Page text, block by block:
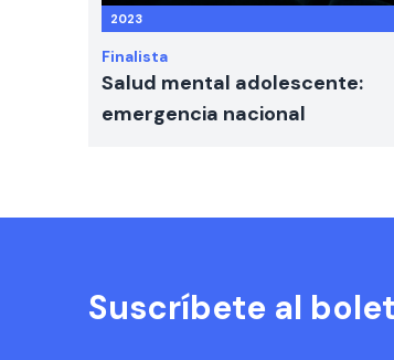
2023
Finalista
Salud mental adolescente:
emergencia nacional
Suscríbete al